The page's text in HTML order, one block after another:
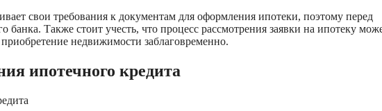
свои требования к документам для оформления ипотеки, поэтому перед
банка. Также стоит учесть, что процесс рассмотрения заявки на ипотеку
недвижимости заблаговременно.
ипотечного кредита